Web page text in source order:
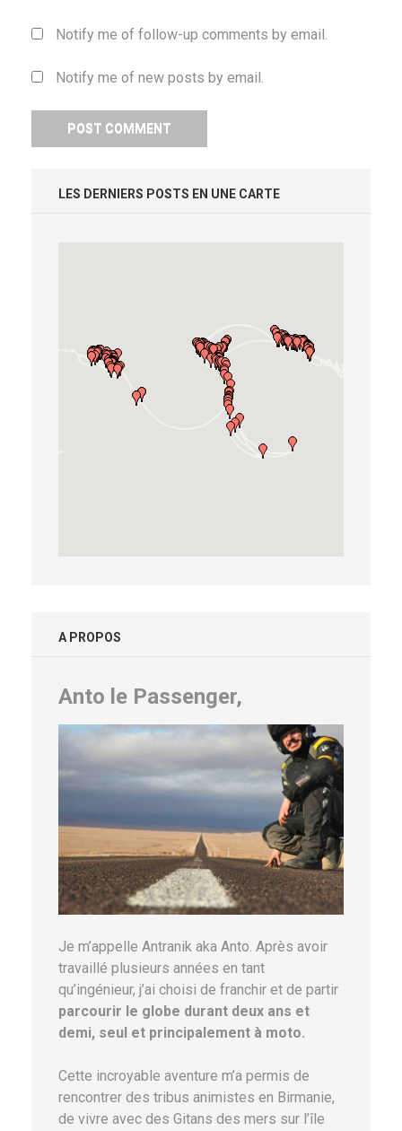
Notify me of follow-up comments by email.
Notify me of new posts by email.
LES DERNIERS POSTS EN UNE CARTE
A PROPOS
Anto le Passenger,
Je m’appelle Antranik aka Anto. Après avoir
travaillé plusieurs années en tant
qu’ingénieur, j’ai choisi de franchir et de partir
parcourir le globe durant deux ans et
demi, seul et principalement à moto.
Cette incroyable aventure m’a permis de
rencontrer des tribus animistes en Birmanie,
de vivre avec des Gitans des mers sur l’île